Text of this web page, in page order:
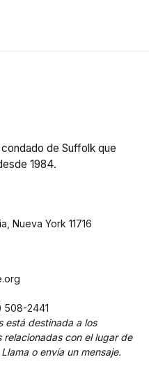
de Suffolk que
1984.
Nueva York 11716
508-2441
está destinada a los
con el lugar de
o envía un mensaje.